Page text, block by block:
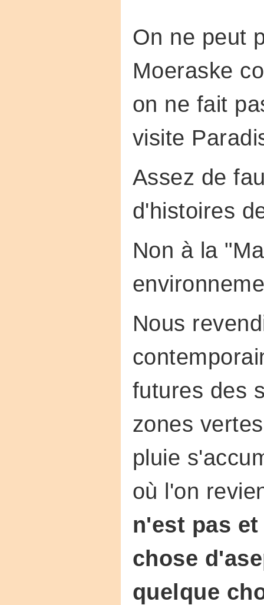
On ne peut
Moeraske
on ne fait
visite
Assez de
d'histoires
Non à la
Nous
futures des
zones
pluie
où l'on
n'est pas
chose
quelque